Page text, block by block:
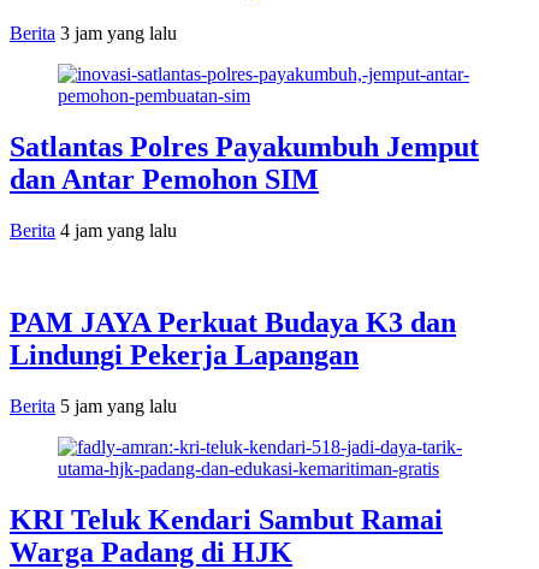
Berita 3 jam yang lalu
Satlantas Polres Payakumbuh Jemput
dan Antar Pemohon SIM
Berita 4 jam yang lalu
PAM JAYA Perkuat Budaya K3 dan
Lindungi Pekerja Lapangan
Berita 5 jam yang lalu
KRI Teluk Kendari Sambut Ramai
Warga Padang di HJK